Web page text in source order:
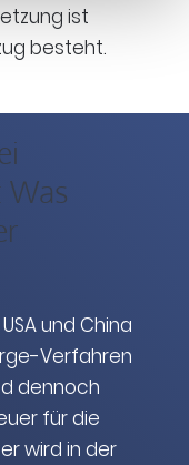
ist
besteht.
und China
Verfahren
dennoch
für die
wird in der